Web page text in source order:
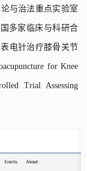
与治法重点实验室
多家临床与科研合
电针治疗膝骨关节
for Knee
Trial Assessing